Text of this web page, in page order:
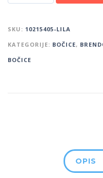
SKU: 10215405-LILA
KATEGORIJE: BOČICE,
BOČICE
OPIS